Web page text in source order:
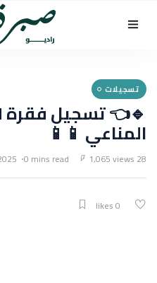
تسجيلات
المناعي 📱📱
28 Jul, 2025
0 mins read 1,065 views